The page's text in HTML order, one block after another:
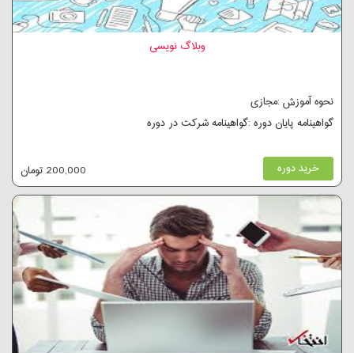
وبلاگ نویسی
نحوه آموزش :مجازی
گواهینامه پایان دوره :گواهینامه شرکت در دوره
خرید دوره 200,000 تومان